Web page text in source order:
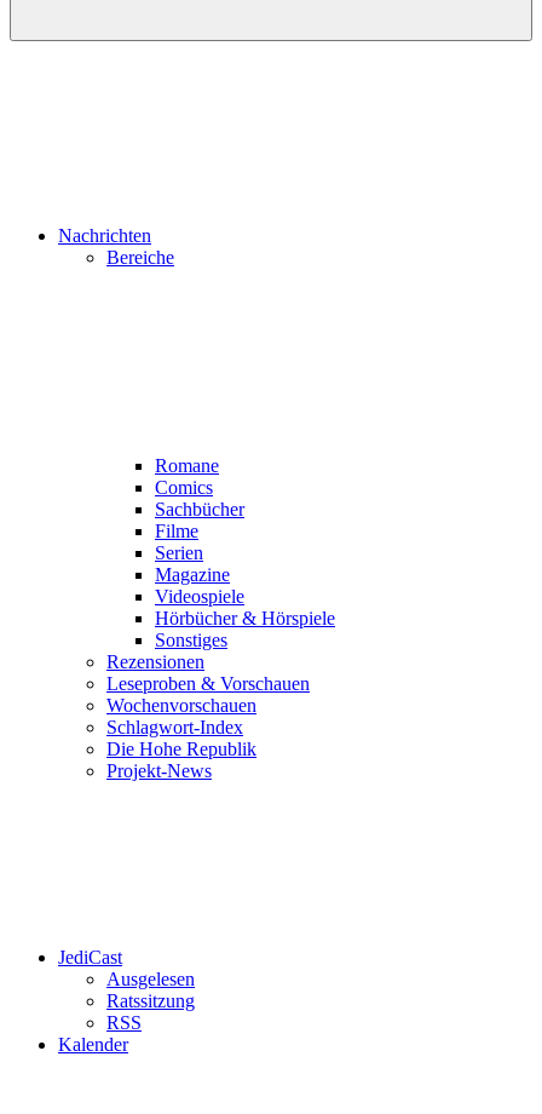
Nachrichten
Bereiche
Romane
Comics
Sachbücher
Filme
Serien
Magazine
Videospiele
Hörbücher & Hörspiele
Sonstiges
Rezensionen
Leseproben & Vorschauen
Wochenvorschauen
Schlagwort-Index
Die Hohe Republik
Projekt-News
JediCast
Ausgelesen
Ratssitzung
RSS
Kalender